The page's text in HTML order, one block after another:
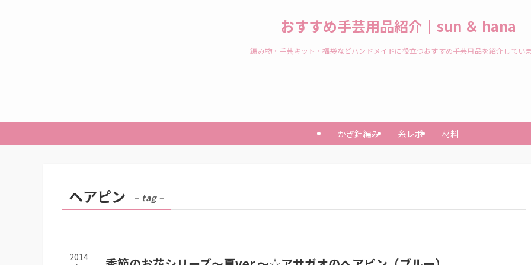
おすすめ手芸用品紹介｜sun ＆ hana
編み物・手芸キット・福袋などハンドメイドに役立つおすすめ手芸用品を紹介してい
かぎ針編み 糸レポ 材料
ヘアピン – tag –
2014